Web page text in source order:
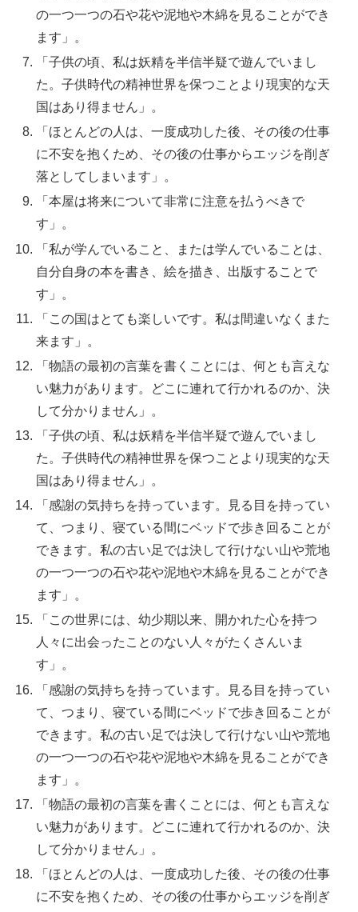
の一つ一つの石や花や泥地や木綿を見ることができ
ます」。
「子供の頃、私は妖精を半信半疑で遊んでいまし
た。子供時代の精神世界を保つことより現実的な天
国はあり得ません」。
「ほとんどの人は、一度成功した後、その後の仕事
に不安を抱くため、その後の仕事からエッジを削ぎ
落としてしまいます」。
「本屋は将来について非常に注意を払うべきで
す」。
「私が学んでいること、または学んでいることは、
自分自身の本を書き、絵を描き、出版することで
す」。
「この国はとても楽しいです。私は間違いなくまた
来ます」。
「物語の最初の言葉を書くことには、何とも言えな
い魅力があります。どこに連れて行かれるのか、決
して分かりません」。
「子供の頃、私は妖精を半信半疑で遊んでいまし
た。子供時代の精神世界を保つことより現実的な天
国はあり得ません」。
「感謝の気持ちを持っています。見る目を持ってい
て、つまり、寝ている間にベッドで歩き回ることが
できます。私の古い足では決して行けない山や荒地
の一つ一つの石や花や泥地や木綿を見ることができ
ます」。
「この世界には、幼少期以来、開かれた心を持つ
人々に出会ったことのない人々がたくさんいま
す」。
「感謝の気持ちを持っています。見る目を持ってい
て、つまり、寝ている間にベッドで歩き回ることが
できます。私の古い足では決して行けない山や荒地
の一つ一つの石や花や泥地や木綿を見ることができ
ます」。
「物語の最初の言葉を書くことには、何とも言えな
い魅力があります。どこに連れて行かれるのか、決
して分かりません」。
「ほとんどの人は、一度成功した後、その後の仕事
に不安を抱くため、その後の仕事からエッジを削ぎ